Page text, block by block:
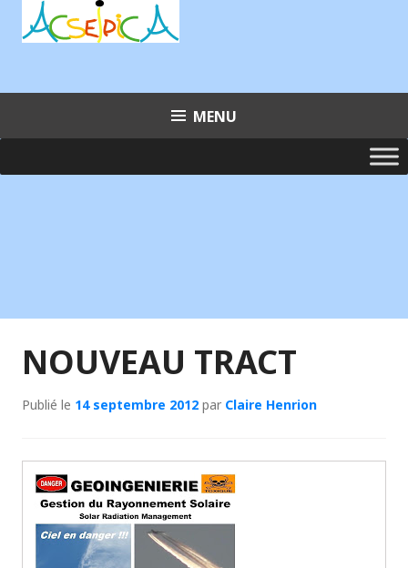
MENU
NOUVEAU TRACT
Publié le 14 septembre 2012 par Claire Henrion